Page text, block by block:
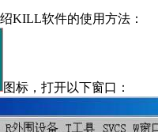
KILL软件的使用方法：
图标，打开以下窗口：